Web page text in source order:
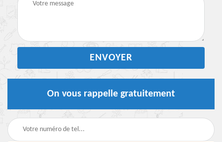
On vous rappelle gratuitement